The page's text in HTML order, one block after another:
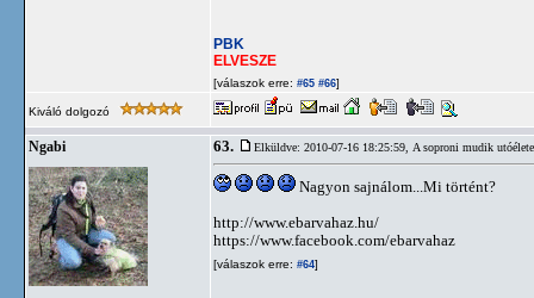
PBK
ELVESZE
[válaszok erre: #65 #66]
Kiváló dolgozó
Ngabi 63. Elküldve: 2010-07-16 18:25:59, A soproni mudik utóélete
Nagyon sajnálom...Mi történt?
http://www.ebarvahaz.hu/
https://www.facebook.com/ebarvahaz
[válaszok erre: #64]